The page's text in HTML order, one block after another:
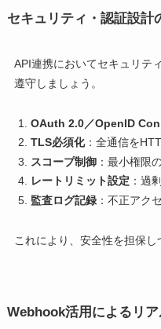
セキュリティ・認証設計
API連携においてセキュリテ
遵守しましょう。
OAuth 2.0／OpenID
TLS必須化：全通信を
スコープ制御：最小権限
レートリミット設定 ：過
監査ログ記録：不正アク
これにより、安全性を担保し
Webhook活用によるリ